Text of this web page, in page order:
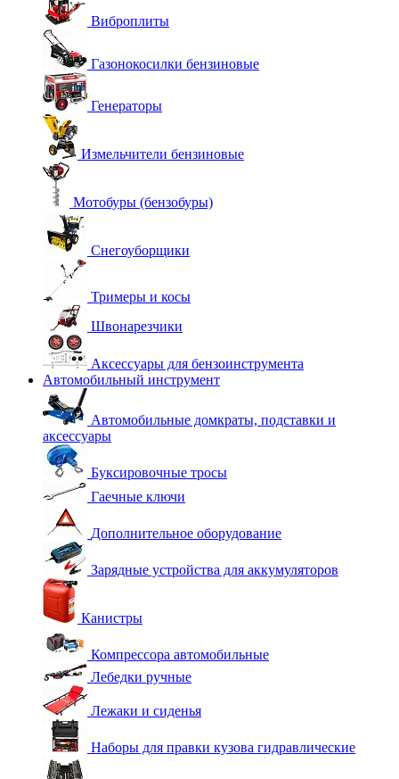
Виброплиты
Газонокосилки бензиновые
Генераторы
Измельчители бензиновые
Мотобуры (бензобуры)
Снегоуборщики
Тримеры и косы
Швонарезчики
Аксессуары для бензоинструмента
Автомобильный инструмент
Автомобильные домкраты, подставки и
аксессуары
Буксировочные тросы
Гаечные ключи
Дополнительное оборудование
Зарядные устройства для аккумуляторов
Канистры
Компрессора автомобильные
Лебедки ручные
Лежаки и сиденья
Наборы для правки кузова гидравлические